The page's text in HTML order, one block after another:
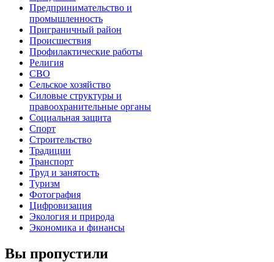
Предпринимательство и
промышленность
Приграничный район
Происшествия
Профилактические работы
Религия
СВО
Сельское хозяйство
Силовые структуры и
правоохранительные органы
Социальная защита
Спорт
Строительство
Традиции
Транспорт
Труд и занятость
Туризм
Фотография
Цифровизация
Экология и природа
Экономика и финансы
Вы пропустили